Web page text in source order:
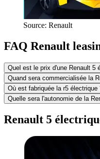
Source: Renault
FAQ Renault
Quel est le prix d'une Renault 5
Quand sera commercialisée la
Où est fabriquée la r5 électrique
Quelle sera l'autonomie de la
Renault 5